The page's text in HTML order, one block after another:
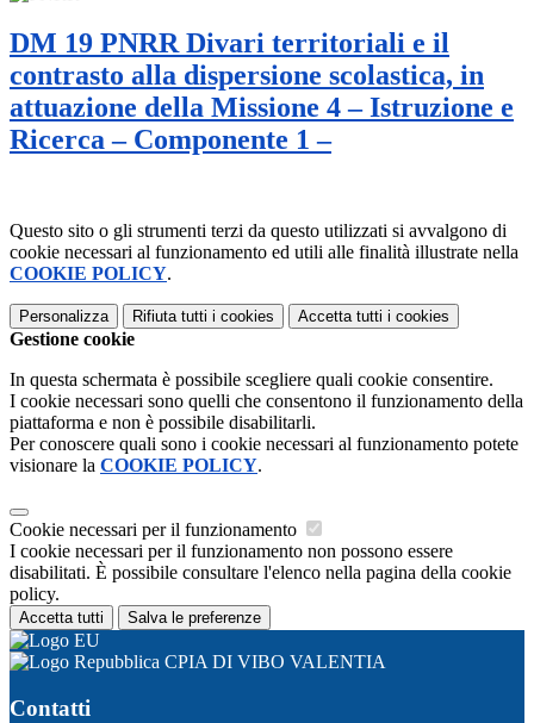
DM 19 PNRR Divari territoriali e il
contrasto alla dispersione scolastica, in
attuazione della Missione 4 – Istruzione e
Ricerca – Componente 1 –
Questo sito o gli strumenti terzi da questo utilizzati si avvalgono di
cookie necessari al funzionamento ed utili alle finalità illustrate nella
COOKIE POLICY.
Personalizza Rifiuta tutti i cookies Accetta tutti i cookies
Gestione cookie
In questa schermata è possibile scegliere quali cookie consentire.
I cookie necessari sono quelli che consentono il funzionamento della
piattaforma e non è possibile disabilitarli.
Per conoscere quali sono i cookie necessari al funzionamento potete
visionare la COOKIE POLICY.
Cookie necessari per il funzionamento
I cookie necessari per il funzionamento non possono essere
disabilitati. È possibile consultare l'elenco nella pagina della cookie
policy.
Accetta tutti Salva le preferenze
CPIA DI VIBO VALENTIA
Contatti